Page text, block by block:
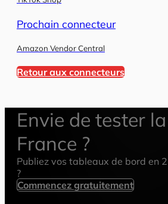
Prochain connecteur
Amazon Vendor Central
Retour aux connecteurs
Envie de tester
France ?
Publiez vos tableaux de bord en
?
Commencez gratuitement